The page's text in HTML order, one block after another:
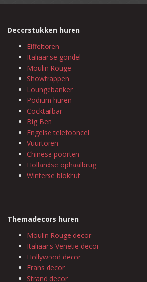
Decorstukken huren
Eiffeltoren
Italiaanse gondel
Moulin Rouge
Showtrappen
Loungebanken
Podium huren
Cocktailbar
Big Ben
Engelse telefooncel
Vuurtoren
Chinese poorten
Hollandse ophaalbrug
Winterse blokhut
Themadecors huren
Moulin Rouge decor
Italiaans Venetië decor
Hollywood decor
Frans decor
Strand decor